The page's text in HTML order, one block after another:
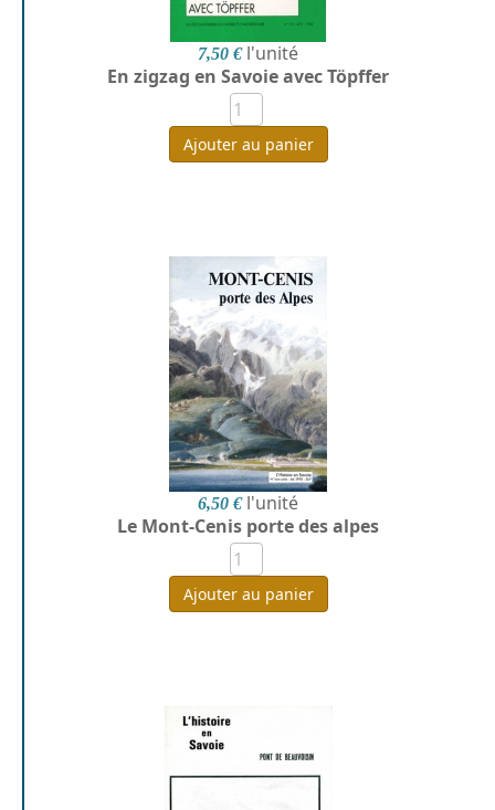
7,50 € l'unité
En zigzag en Savoie avec Töpffer
Ajouter au panier
6,50 € l'unité
Le Mont-Cenis porte des alpes
Ajouter au panier